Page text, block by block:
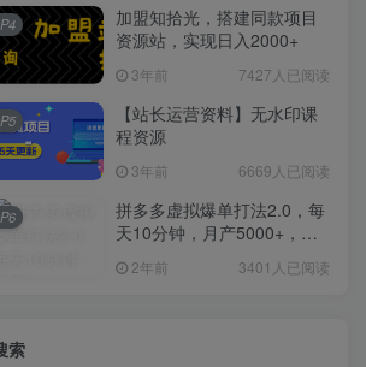
加盟知拾光，搭建同款项目
资源站，实现日入2000+
3年前 7427人已阅读
【站长运营资料】无水印课
程资源
3年前 6669人已阅读
拼多多虚拟爆单打法2.0，每
天10分钟，月产5000+，从0
2年前 3401人已阅读
索